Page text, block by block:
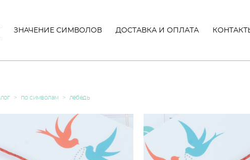
ЗНАЧЕНИЕ СИМВОЛОВ ДОСТАВКА И ОПЛАТА
ЗНАЧЕНИЕ СИМВОЛОВ ДОСТАВКА И ОПЛАТА
> по символам > лебедь